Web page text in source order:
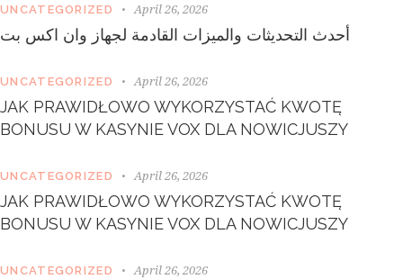
s
a
t
u
s
t
l
a
b
r
UNCATEGORIZED April 26, 2026
أحدث التحديثات والميزات القادمة لجهاز وان اكس بت
UNCATEGORIZED April 26, 2026
JAK PRAWIDŁOWO WYKORZYSTAĆ KWOTĘ
BONUSU W KASYNIE VOX DLA NOWICJUSZY
UNCATEGORIZED April 26, 2026
JAK PRAWIDŁOWO WYKORZYSTAĆ KWOTĘ
BONUSU W KASYNIE VOX DLA NOWICJUSZY
UNCATEGORIZED April 26, 2026